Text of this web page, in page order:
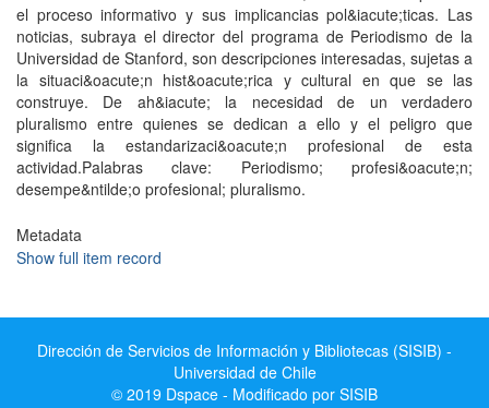
el proceso informativo y sus implicancias pol&iacute;ticas. Las
noticias, subraya el director del programa de Periodismo de la
Universidad de Stanford, son descripciones interesadas, sujetas a
la situaci&oacute;n hist&oacute;rica y cultural en que se las
construye. De ah&iacute; la necesidad de un verdadero
pluralismo entre quienes se dedican a ello y el peligro que
significa la estandarizaci&oacute;n profesional de esta
actividad.Palabras clave: Periodismo; profesi&oacute;n;
desempe&ntilde;o profesional; pluralismo.
Metadata
Show full item record
Dirección de Servicios de Información y Bibliotecas (SISIB) -
Universidad de Chile
© 2019 Dspace - Modificado por SISIB